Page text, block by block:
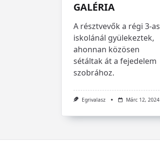
GALÉRIA
A résztvevők a régi 3-as
iskolánál gyülekeztek,
ahonnan közösen
sétáltak át a fejedelem
szobrához.
Egrivalasz Márc 12, 2024